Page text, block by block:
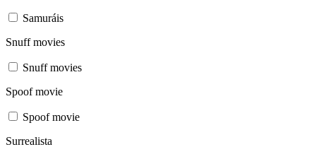
Samuráis
Snuff movies
Snuff movies
Spoof movie
Spoof movie
Surrealista